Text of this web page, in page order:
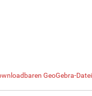
GeoGebra-Datei